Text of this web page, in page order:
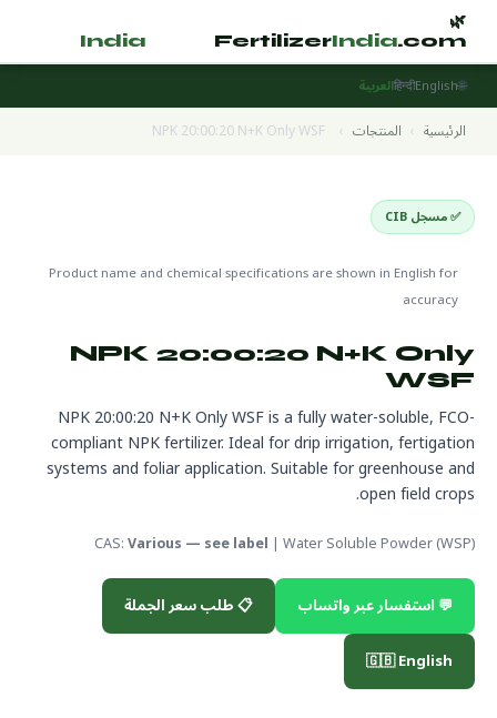
🌿
FertilizerIndia.com
India
🌐
English
हिन्दीالعربية
الرئيسية › المنتجات ›
NPK 20:00:20 N+K Only WSF
✅ مسجل CIB
Product name and chemical specifications are shown in English for
accuracy
NPK 20:00:20 N+K Only
WSF
NPK 20:00:20 N+K Only WSF is a fully water-soluble, FCO-
compliant NPK fertilizer. Ideal for drip irrigation, fertigation
systems and foliar application. Suitable for greenhouse and
open field crops.
CAS:Various — see label | Water Soluble Powder (WSP)
💬 استفسار عبر واتساب
📋 طلب سعر الجملة
🇬🇧 English